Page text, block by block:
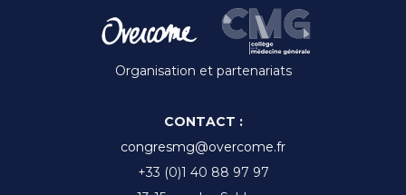
Organisation et partenariats
CONTACT :
congresmg@overcome.fr
+33 (0)1 40 88 97 97